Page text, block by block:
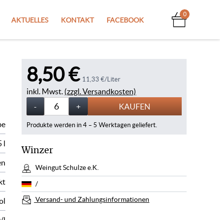
AKTUELLES KONTAKT FACEBOOK
0
l
8,50 € 11,33 €/Liter
inkl. Mwst. (zzgl. Versandkosten)
- Weniger
Menge + KAUFEN
Produkte werden in 4 – 5 Werktagen geliefert.
Winzer
Weingut Schulze e.K.
/
Versand- und Zahlungsinformationen